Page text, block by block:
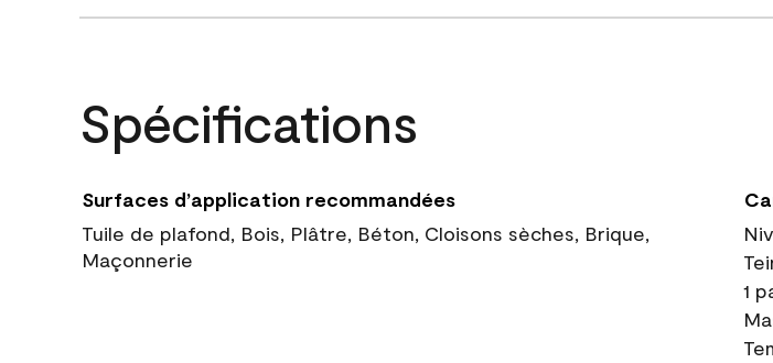
Spécifications
Surfaces d’application recommandées
Tuile de plafond, Bois, Plâtre, Béton, Cloisons sèches, Brique,
Maçonnerie
1